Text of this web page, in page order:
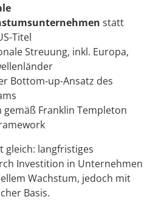
statt
Titel
Streuung, inkl. Europa,
Bottom-up-Ansatz des
gemäß Franklin Templeton
gleich: langfristiges
Investition in Unternehmen
Wachstum, jedoch mit
Basis.